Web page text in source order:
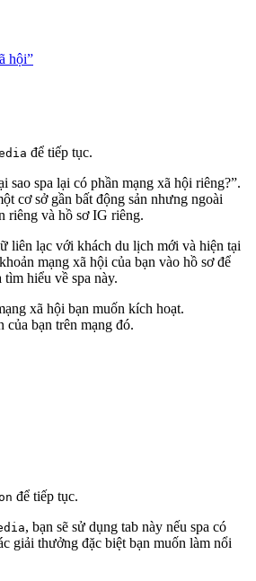
hội”
để tiếp tục.
sao spa lại có phần mạng xã hội riêng?”.
cơ sở gần bất động sản nhưng ngoài
riêng và hồ sơ IG riêng.
liên lạc với khách du lịch mới và hiện tại
mạng xã hội của bạn vào hồ sơ để
hiểu về spa này.
xã hội bạn muốn kích hoạt.
của bạn trên mạng đó.
để tiếp tục.
, bạn sẽ sử dụng tab này nếu spa có
giải thưởng đặc biệt bạn muốn làm nổi